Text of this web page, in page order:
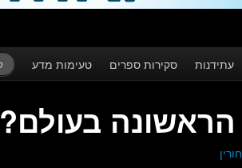
עתידנות סקירות ספרים טעימות מדע
בעולם?